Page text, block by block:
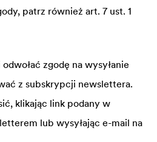
patrz również art. 7 ust. 1
zgodę na wysyłanie
z subskrypcji newslettera.
klikając link podany w
lub wysyłając e-mail na